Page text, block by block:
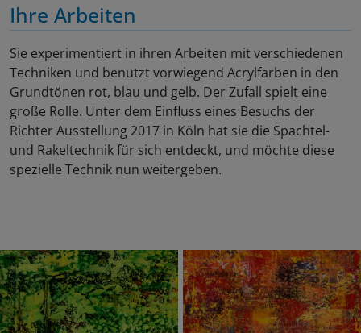
Ihre Arbeiten
Sie experimentiert in ihren Arbeiten mit verschiedenen
Techniken und benutzt vorwiegend Acrylfarben in den
Grundtönen rot, blau und gelb. Der Zufall spielt eine
große Rolle. Unter dem Einfluss eines Besuchs der
Richter Ausstellung 2017 in Köln hat sie die Spachtel-
und Rakeltechnik für sich entdeckt, und möchte diese
spezielle Technik nun weitergeben.